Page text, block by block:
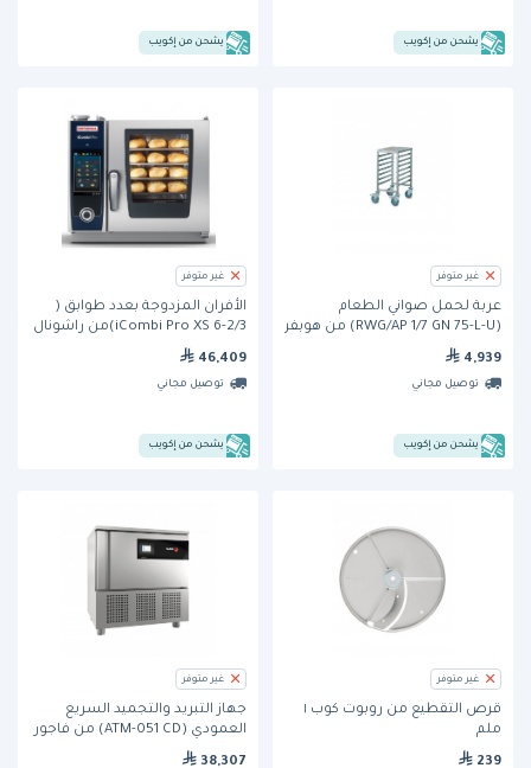
يشحن من إكويب يشحن من إكويب
غير متوفر
عربة لحمل صواني الطعام
(RWG/AP 1/7 GN 75-L-U) من هوبفر
4,939
توصيل مجاني
يشحن من إكويب
غير متوفر
الأفران المزدوجة بعدد طوابق (
iCombi Pro XS 6-2/3)من راشونال
46,409
توصيل مجاني
يشحن من إكويب
غير متوفر
قرص التقطيع من روبوت كوب ١
ملم
239
غير متوفر
جهاز التبريد والتجميد السريع
العمودي (ATM-051 CD) من فاجور
38,307